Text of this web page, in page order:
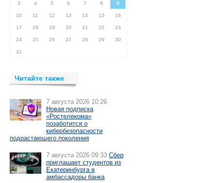
3 4 5 6 7 8 9
10 11 12 13 14 15 16
17 18 19 20 21 22 23
24 25 26 27 28 29 30
31
Читайте также
7 августа 2026 10:26
Новая подписка
«Ростелекома»
позаботится о
кибербезопасности
подрастающего поколения
7 августа 2026 09:33 Сбер
приглашает студентов из
Екатеринбурга в
амбассадоры банка